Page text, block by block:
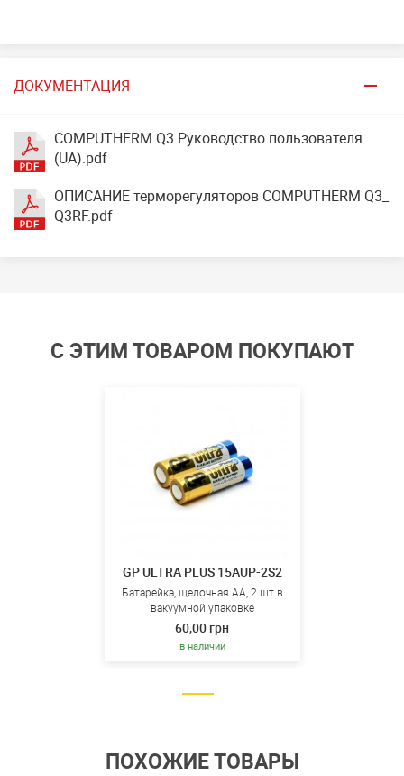
ДОКУМЕНТАЦИЯ
COMPUTHERM Q3 Руководство пользователя
(UA).pdf
ОПИСАНИЕ терморегуляторов COMPUTHERM Q3_
Q3RF.pdf
С ЭТИМ ТОВАРОМ ПОКУПАЮТ
GP ULTRA PLUS 15AUP-2S2
Батарейка, щелочная AA, 2 шт в
вакуумной упаковке
60,00 грн
в наличии
ПОХОЖИЕ ТОВАРЫ